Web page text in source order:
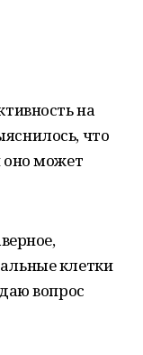
на
что
оно может
клетки
вопрос